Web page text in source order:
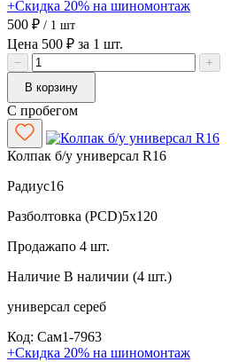
+Скидка 20% на шиномонтаж
500 ₽ / 1 шт
Цена 500 ₽ за 1 шт.
−
+
В корзину
С пробегом
Колпак б/у универсал R16
Радиус16
Разболтовка (PCD)5x120
Продажапо 4 шт.
Наличие В наличии (4 шт.)
универсал сереб
Код: Сам1-7963
+Скидка 20% на шиномонтаж